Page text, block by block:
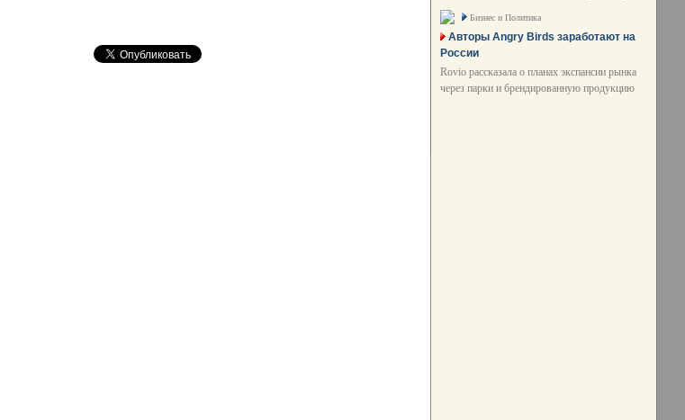
Бизнес и Политика
Авторы Angry Birds заработают на
России
Rovio рассказала о планах экспансии рынка
через парки и брендированную продукцию